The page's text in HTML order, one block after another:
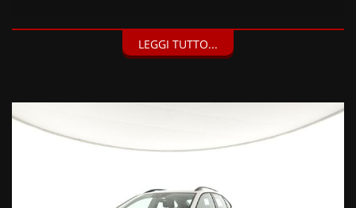
"Park Pilot": Sensori di parcheggio anteriori e posteriori (560
LEGGI TUTTO...